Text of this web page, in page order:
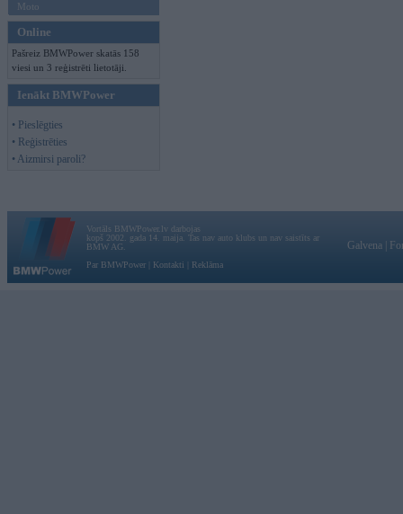
Moto
Online
Pašreiz BMWPower skatās 158
viesi un 3 reģistrēti lietotāji.
Ienākt BMWPower
• Pieslēgties
• Reģistrēties
• Aizmirsi paroli?
Vortāls BMWPower.lv darbojas
kopš 2002. gada 14. maija. Tas nav auto klubs un nav saistīts ar
BMW AG.
Par BMWPower
Kontakti Reklāma
Galvena